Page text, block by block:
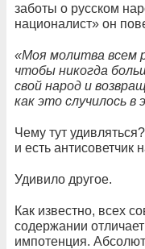
заботы о русском
националист» он
«Моя молитва всем
чтобы никогда
свой народ и
как это случилось в
Чему тут
и есть антисоветчик
Удивило другое.
Как известно, всех
содержании
импотенция.